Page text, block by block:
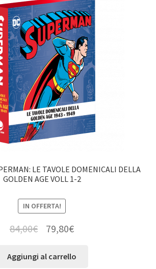
LE TAVOLE DOMENICALI DELLA
GOLDEN AGE VOLL 1-2
IN OFFERTA!
84,00€ 79,80€
Aggiungi al carrello